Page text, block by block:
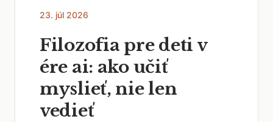
23. júl 2026
Filozofia pre deti v
ére ai: ako učiť
myslieť, nie len
vedieť